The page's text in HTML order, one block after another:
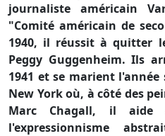
journaliste américain
"Comité américain de
1940, il réussit à quitter
Peggy Guggenheim. Ils
1941 et se marient
New York où, à côté des
Marc Chagall, il aide
l'expressionnisme